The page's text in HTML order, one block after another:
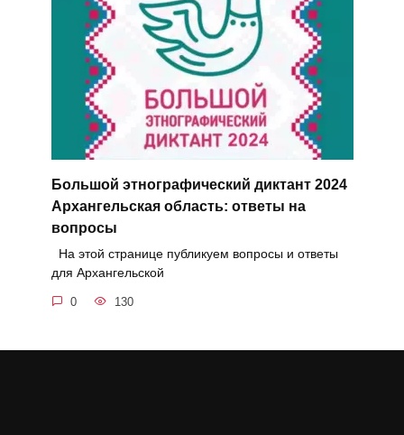
Большой этнографический диктант 2024
Архангельская область: ответы на
вопросы
На этой странице публикуем вопросы и ответы
для Архангельской
0 130